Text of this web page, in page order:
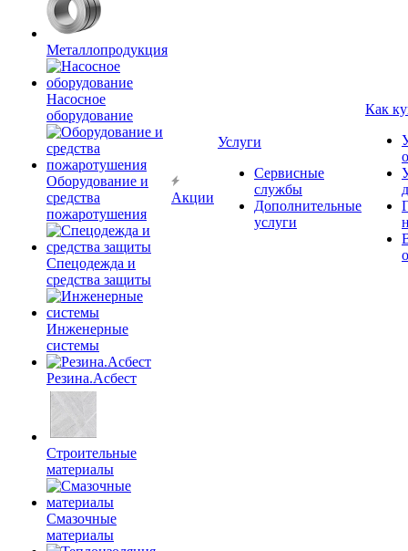
Металлопродукция
Насосное
оборудование
Оборудование и
средства
пожаротушения
Спецодежда и
средства защиты
Инженерные
системы
Резина.Асбест
Строительные
материалы
Смазочные
материалы
Акции
Услуги
Сервисные
службы
Дополнительные
услуги
Как